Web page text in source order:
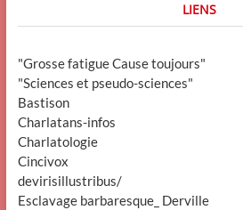
LIENS
"Grosse fatigue Cause toujours"
"Sciences et pseudo-sciences"
Bastison
Charlatans-infos
Charlatologie
Cincivox
devirisillustribus/
Esclavage barbaresque_ Derville